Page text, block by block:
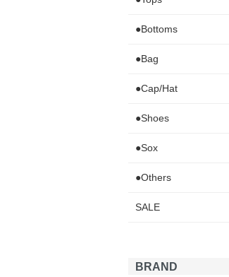
●Bottoms
●Bag
●Cap/Hat
●Shoes
●Sox
●Others
SALE
BRAND